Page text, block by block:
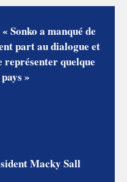
Sonko a manqué de
part au dialogue et
quelque
»
Macky Sall